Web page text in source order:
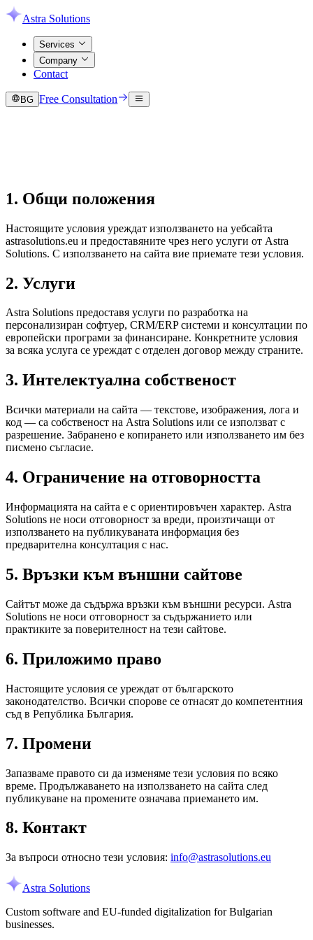
Astra Solutions
Services
Company
Contact
BG Free Consultation
1. Общи положения
Настоящите условия уреждат използването на уебсайта
astrasolutions.eu и предоставяните чрез него услуги от Astra
Solutions. С използването на сайта вие приемате тези условия.
2. Услуги
Astra Solutions предоставя услуги по разработка на
персонализиран софтуер, CRM/ERP системи и консултации по
европейски програми за финансиране. Конкретните условия
за всяка услуга се уреждат с отделен договор между страните.
3. Интелектуална собственост
Всички материали на сайта — текстове, изображения, лога и
код — са собственост на Astra Solutions или се използват с
разрешение. Забранено е копирането или използването им без
писмено съгласие.
4. Ограничение на отговорността
Информацията на сайта е с ориентировъчен характер. Astra
Solutions не носи отговорност за вреди, произтичащи от
използването на публикуваната информация без
предварителна консултация с нас.
5. Връзки към външни сайтове
Сайтът може да съдържа връзки към външни ресурси. Astra
Solutions не носи отговорност за съдържанието или
практиките за поверителност на тези сайтове.
6. Приложимо право
Настоящите условия се уреждат от българското
законодателство. Всички спорове се отнасят до компетентния
съд в Република България.
7. Промени
Запазваме правото си да изменяме тези условия по всяко
време. Продължаването на използването на сайта след
публикуване на промените означава приемането им.
8. Контакт
За въпроси относно тези условия: info@astrasolutions.eu
Astra Solutions
Custom software and EU-funded digitalization for Bulgarian
businesses.